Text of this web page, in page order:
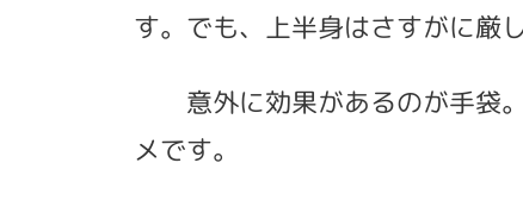
す。でも、上半身はさすがに厳
意外に効果があるのが手袋
メです。